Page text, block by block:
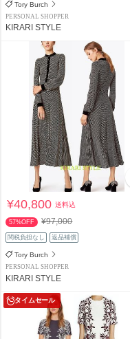
Tory Burch
PERSONAL SHOPPER
KIRARI STYLE
¥40,800送料込
57%OFF ¥97,000
関税負担なし 返品補償
Tory Burch
PERSONAL SHOPPER
KIRARI STYLE
タイムセール